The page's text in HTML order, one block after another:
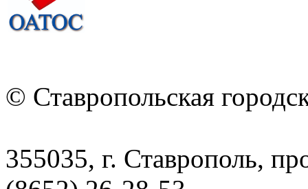
© Ставропольская
355035, г. Ставрополь,